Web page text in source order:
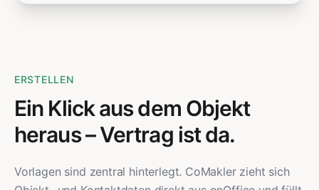
ERSTELLEN
Ein Klick aus dem Objekt
heraus – Vertrag ist da.
Vorlagen sind zentral hinterlegt. CoMakler zieht sich